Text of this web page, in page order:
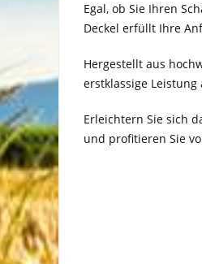
Egal, ob Sie Ihren
Deckel erfüllt Ihre
Hergestellt aus
erstklassige
Erleichtern Sie sich
und profitieren Sie